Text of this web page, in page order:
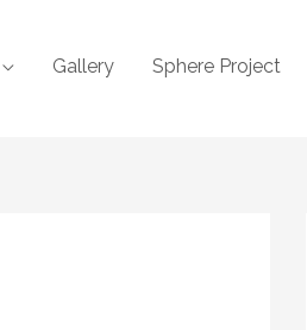
Gallery Sphere Project